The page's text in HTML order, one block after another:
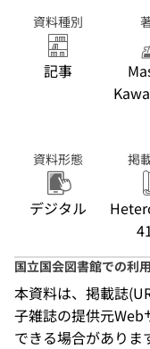
資料種別
記事
資料形態
デジタル
掲
国立国会図書館での利
本資料は、掲載誌
子雑誌の提供元
できる場合がありま